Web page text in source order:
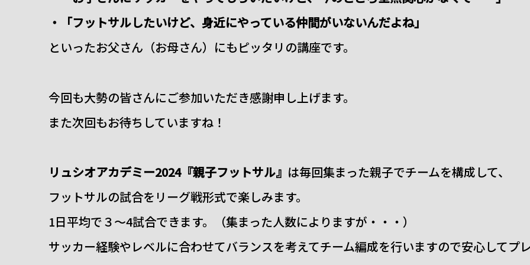
・「フットサルしたいけど、身近にやっている仲間がいないんだよね」
といったお父さん（お母さん）にもピッタリの講座です。
今回も大勢の皆さんにご参加いただき感謝申し上げます。
また次回もお待ちしていますね！
リュシオアカデミー2024『親子フットサル』 は毎回集まった親子でチームを構成して、
フットサルの試合をリーグ戦形式で楽しみます。
1日平均で３～4試合できます。（集まった人数によりますが・・・）
サッカー経験やレベルに合わせてバランスを考えてチーム編成を行いますので安心してプ